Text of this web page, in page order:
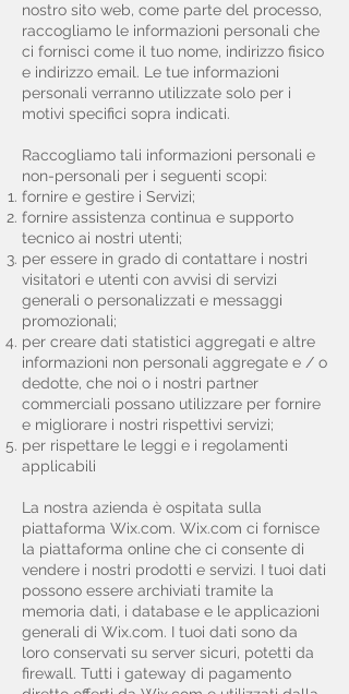
nostro sito web, come parte del processo,
raccogliamo le informazioni personali che
ci fornisci come il tuo nome, indirizzo fisico
e indirizzo email. Le tue informazioni
personali verranno utilizzate solo per i
motivi specifici sopra indicati.
Raccogliamo tali informazioni personali e
non-personali per i seguenti scopi:
fornire e gestire i Servizi;
fornire assistenza continua e supporto
tecnico ai nostri utenti;
per essere in grado di contattare i nostri
visitatori e utenti con avvisi di servizi
generali o personalizzati e messaggi
promozionali;
per creare dati statistici aggregati e altre
informazioni non personali aggregate e / o
dedotte, che noi o i nostri partner
commerciali possano utilizzare per fornire
e migliorare i nostri rispettivi servizi;
per rispettare le leggi e i regolamenti
applicabili
La nostra azienda è ospitata sulla
piattaforma Wix.com. Wix.com ci fornisce
la piattaforma online che ci consente di
vendere i nostri prodotti e servizi. I tuoi dati
possono essere archiviati tramite la
memoria dati, i database e le applicazioni
generali di Wix.com. I tuoi dati sono da
loro conservati su server sicuri, potetti da
firewall. Tutti i gateway di pagamento